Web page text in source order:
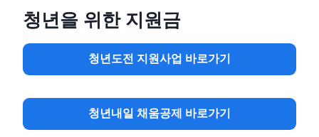
청년을 위한 지원금
청년도전 지원사업 바로가기
청년내일 채움공제 바로가기